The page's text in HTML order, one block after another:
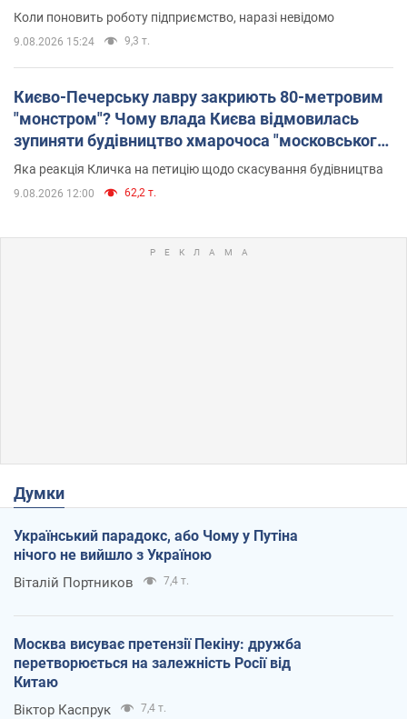
Коли поновить роботу підприємство, наразі невідомо
9.08.2026 15:24 9,3 т.
Києво-Печерську лавру закриють 80-метровим
"монстром"? Чому влада Києва відмовилась
зупиняти будівництво хмарочоса "московського
вірянина"
Яка реакція Кличка на петицію щодо скасування будівництва
9.08.2026 12:00 62,2 т.
Думки
Український парадокс, або Чому у Путіна
нічого не вийшло з Україною
Віталій Портников 7,4 т.
Москва висуває претензії Пекіну: дружба
перетворюється на залежність Росії від
Китаю
Віктор Каспрук 7,4 т.